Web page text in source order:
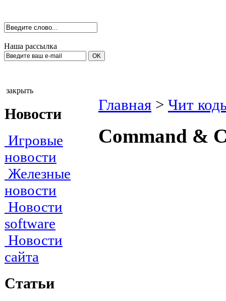
Наша рассылка
закрыть
Новости
Игровые
новости
Железные
новости
Новости
software
Новости
сайта
Статьи
Главная > Чит
Соmmаnd &